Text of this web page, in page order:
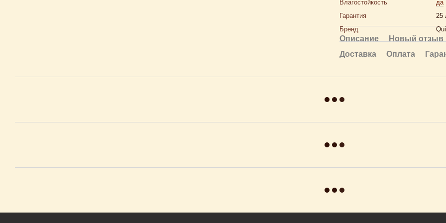
Влагостойкость
да
Гарантия
25
Бренд
Описание
Новый отзыв
Доставка
Оплата